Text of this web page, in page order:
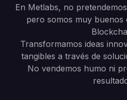
En Metlabs, no
pero somos muy buenos
Transformamos ideas
tangibles a través de
No vendemos humo ni